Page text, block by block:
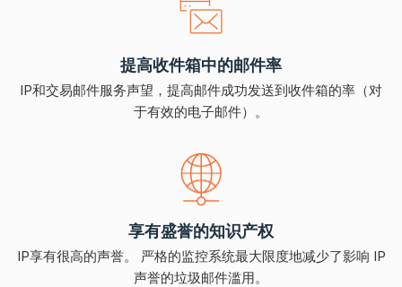
提高收件箱中的邮件率
IP和交易邮件服务声望，提高邮件成功发送到收件箱的率（对
于有效的电子邮件）。
享有盛誉的知识产权
IP享有很高的声誉。 严格的监控系统最大限度地减少了影响 IP
声誉的垃圾邮件滥用。